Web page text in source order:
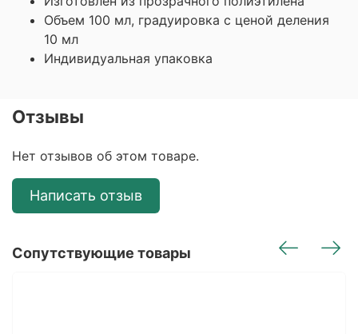
Объем 100 мл, градуировка с ценой деления
10 мл
Индивидуальная упаковка
Отзывы
Нет отзывов об этом товаре.
Написать отзыв
Сопутствующие товары